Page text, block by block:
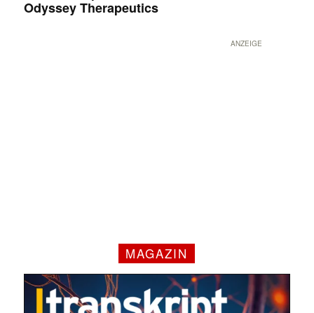
Odyssey Therapeutics
ANZEIGE
MAGAZIN